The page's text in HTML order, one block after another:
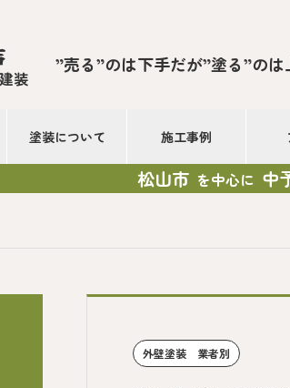
装
”売る”のは下手だが”塗る”のは
塗装について 施工事例
松山市 を中心に 中
外壁塗装 業者別